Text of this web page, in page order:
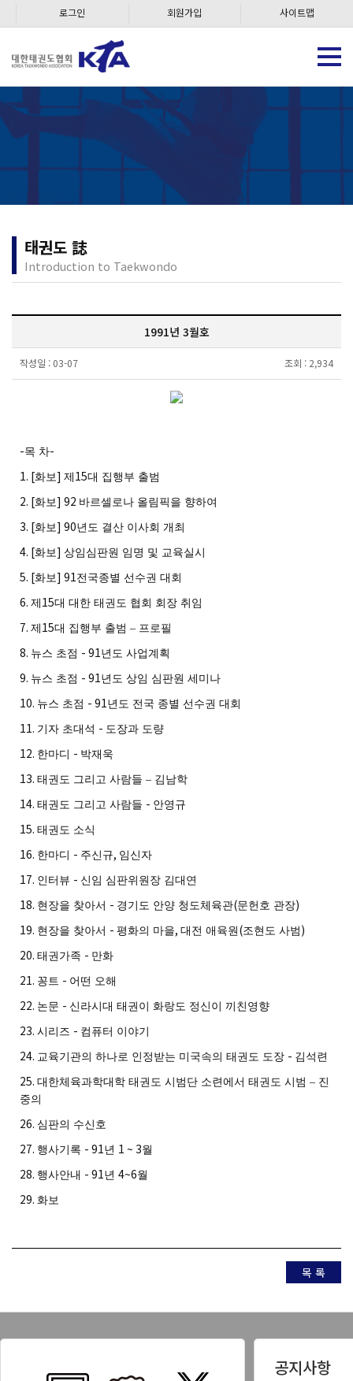
로그인 회원가입 사이트맵
태권도 誌
Introduction to Taekwondo
1991년 3월호
작성일 : 03-07 조회 : 2,934
-목 차-
1. [화보] 제 15대 집행부 출범
2. [화보] 92 바르셀로나 올림픽을 향하여
3. [화보] 90년도 결산 이사회 개최
4. [화보] 상임심판원 임명 및 교육실시
5. [화보] 91전국종별 선수권 대회
6. 제 15대 대한 태권도 협회 회장 취임
7. 제 15대 집행부 출범 – 프로필
8. 뉴스 초점 - 91년도 사업계획
9. 뉴스 초점 - 91년도 상임 심판원 세미나
10. 뉴스 초점 - 91년도 전국 종별 선수권 대회
11. 기자 초대석 - 도장과 도량
12. 한마디 - 박재욱
13. 태권도 그리고 사람들 – 김남학
14. 태권도 그리고 사람들 - 안영규
15. 태권도 소식
16. 한마디 - 주신규, 임신자
17. 인터뷰 - 신임 심판위원장 김대연
18. 현장을 찾아서 - 경기도 안양 청도체육관(문헌호 관장)
19. 현장을 찾아서 - 평화의 마을, 대전 애육원 (조현도 사범 )
20. 태권가족 - 만화
21. 꽁트 - 어떤 오해
22. 논문 - 신라시대 태권이 화랑도 정신이 끼친영향
23. 시리즈 - 컴퓨터 이야기
24. 교육기관의 하나로 인정받는 미국속의 태권도 도장 - 김석련
25. 대한체육과학대학 태권도 시범단 소련에서 태권도 시범 – 진
중의
26. 심판의 수신호
27. 행사기록 - 91년 1 ~ 3월
28. 행사안내 - 91년 4~6월
29. 화보
목 록
공지사항